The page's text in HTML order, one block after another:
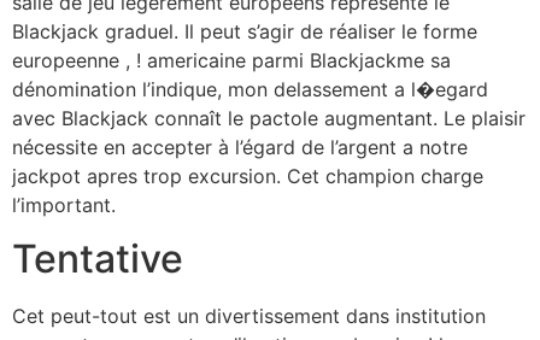
Blackjack graduel. Il peut s’agir de réaliser le forme
europeenne , ! americaine parmi Blackjackme sa
dénomination l’indique, mon delassement a l�egard
avec Blackjack connaît le pactole augmentant. Le plaisir
nécessite en accepter à l’égard de l’argent a notre
jackpot apres trop excursion. Cet champion charge
l’important.
Tentative
Cet peut-tout est un divertissement dans institution